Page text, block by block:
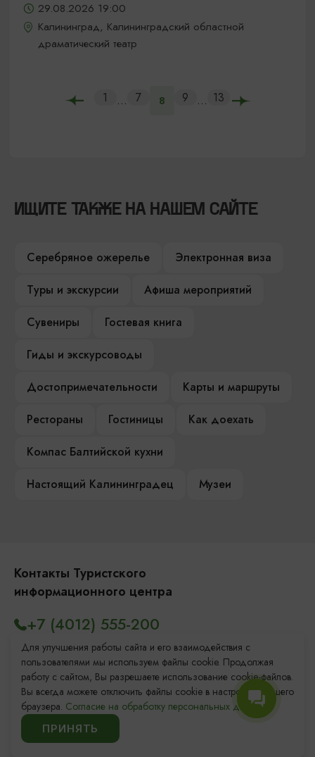
29.08.2026 19:00
Калининград, Калининградский областной
драматический театр
1 ... 7 8 9 ... 13
ИЩИТЕ ТАКЖЕ НА НАШЕМ САЙТЕ
Серебряное ожерелье
Электронная виза
Туры и экскурсии
Афиша мероприятий
Сувениры
Гостевая книга
Гиды и экскурсоводы
Достопримечательности
Карты и маршруты
Рестораны
Гостиницы
Как доехать
Компас Балтийской кухни
Настоящий Калининградец
Музеи
Контакты Туристского
информационного центра
Площадь Победы, 1 Откроется в 09:00
ул. Октябрьская, 2/3 Откроется в 09:00
+7 (4012) 555-200
8 (800) 200-55-39
info@visit-kaliningrad.ru
Для улучшения работы сайта и его взаимодействия с
пользователями мы используем файлы cookie. Продолжая
работу с сайтом, Вы разрешаете использование cookie-файлов.
Вы всегда можете отключить файлы cookie в настройках Вашего
браузера. Согласие на обработку персональных данных.
ПРИНЯТЬ